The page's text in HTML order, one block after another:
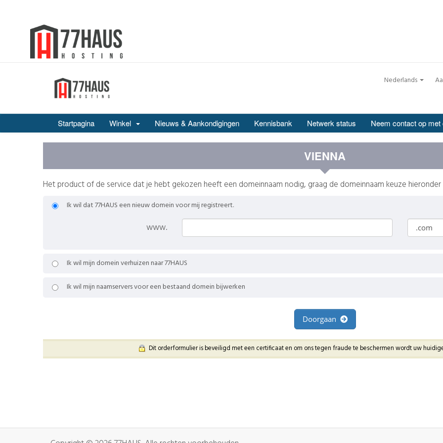
Nederlands
Startpagina Winkel Nieuws & Aankondigingen Kennisbank Netwerk status Neem contact op met
VIENNA
Het product of de service dat je hebt gekozen heeft een domeinnaam nodig, graag de domeinnaam keuze
Ik wil dat 77HAUS een nieuw domein voor mij registreert.
www.
Ik wil mijn domein verhuizen naar 77HAUS
Ik wil mijn naamservers voor een bestaand domein bijwerken
Doorgaan
Dit orderformulier is beveiligd met een certificaat en om ons tegen fraude te beschermen wordt uw